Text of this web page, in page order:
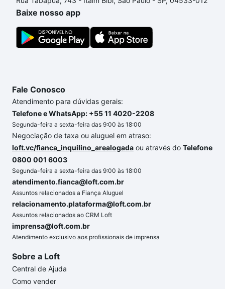
Baixe nosso app
Fale Conosco
Atendimento para dúvidas gerais:
Telefone e WhatsApp: +55 11 4020-2208
Segunda-feira a sexta-feira das 9:00 às 18:00
Negociação de taxa ou aluguel em atraso:
loft.vc/fianca_inquilino_arealogada ou através do Telefone
0800 001 6003
Segunda-feira a sexta-feira das 9:00 às 18:00
atendimento.fianca@loft.com.br
Assuntos relacionados a Fiança Aluguel
relacionamento.plataforma@loft.com.br
Assuntos relacionados ao CRM Loft
imprensa@loft.com.br
Atendimento exclusivo aos profissionais de imprensa
Sobre a Loft
Central de Ajuda
Como vender